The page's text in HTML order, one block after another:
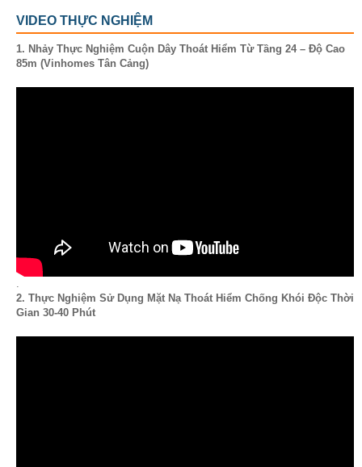
VIDEO THỰC NGHIỆM
1. Nhảy Thực Nghiệm Cuộn Dây Thoát Hiểm Từ Tầng 24 – Độ Cao
85m (Vinhomes Tân Cảng)
2. Thực Nghiệm Sử Dụng Mặt Nạ Thoát Hiểm Chống Khói Độc Thời
Gian 30-40 Phút